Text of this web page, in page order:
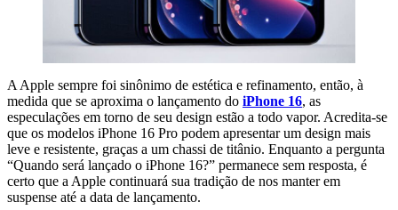
A Apple sempre foi sinônimo de estética e refinamento, então, à
medida que se aproxima o lançamento do iPhone 16, as
especulações em torno de seu design estão a todo vapor. Acredita-se
que os modelos iPhone 16 Pro podem apresentar um design mais
leve e resistente, graças a um chassi de titânio. Enquanto a pergunta
“Quando será lançado o iPhone 16?” permanece sem resposta, é
certo que a Apple continuará sua tradição de nos manter em
suspense até a data de lançamento.